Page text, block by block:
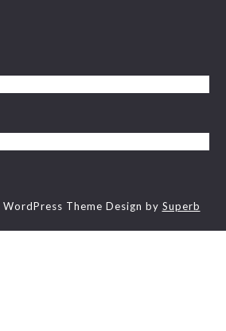
| WordPress Theme Design by Superb